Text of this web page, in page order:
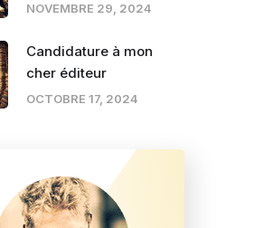
NOVEMBRE 29, 2024
Candidature à mon
cher éditeur
OCTOBRE 17, 2024